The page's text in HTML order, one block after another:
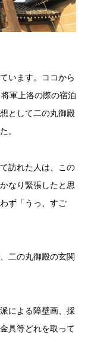
います。ココから
軍上洛の際の宿泊
として二の丸御殿
。
訪れた人は、この
なり緊張したと思
ず「うっ、すご
二の丸御殿の玄関
による障壁画、採
具等どれを取って